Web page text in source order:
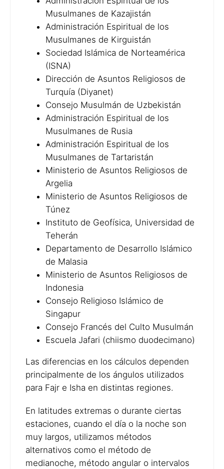
Musulmanes de Kazajistán
Administración Espiritual de los
Musulmanes de Kirguistán
Sociedad Islámica de Norteamérica
(ISNA)
Dirección de Asuntos Religiosos de
Turquía (Diyanet)
Consejo Musulmán de Uzbekistán
Administración Espiritual de los
Musulmanes de Rusia
Administración Espiritual de los
Musulmanes de Tartaristán
Ministerio de Asuntos Religiosos de
Argelia
Ministerio de Asuntos Religiosos de
Túnez
Instituto de Geofísica, Universidad de
Teherán
Departamento de Desarrollo Islámico
de Malasia
Ministerio de Asuntos Religiosos de
Indonesia
Consejo Religioso Islámico de
Singapur
Consejo Francés del Culto Musulmán
Escuela Jafari (chiismo duodecimano)
Las diferencias en los cálculos dependen
principalmente de los ángulos utilizados
para Fajr e Isha en distintas regiones.
En latitudes extremas o durante ciertas
estaciones, cuando el día o la noche son
muy largos, utilizamos métodos
alternativos como el método de
medianoche, método angular o intervalos